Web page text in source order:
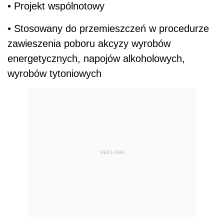
• Projekt wspólnotowy
• Stosowany do przemieszczeń w procedurze
zawieszenia poboru akcyzy wyrobów
energetycznych, napojów alkoholowych,
wyrobów tytoniowych
REKLAMA